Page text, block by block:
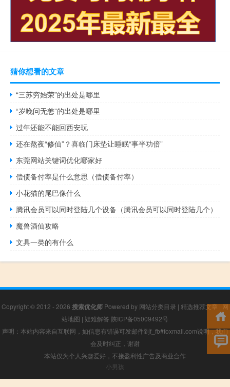
猜你想看的文章
“三苏穷始荣”的出处是哪里
“岁晚问无恙”的出处是哪里
过年还能不能回西安玩
还在熬夜“修仙”？喜临门床垫让睡眠“事半功倍”
东莞网站关键词优化哪家好
偿债备付率是什么意思（偿债备付率）
小花猫的尾巴像什么
腾讯会员可以同时登陆几个设备（腾讯会员可以同时登陆几个）
魔兽酒仙攻略
文具一类的有什么
Copyright © 2012 - 2026 搜索优化师 Powered by 网站分类目录 | 精选推荐文章|网
站地图 | 疑难解答 陕ICP备05009492号
声明：本站内容来自互联网，如信息有错误可发邮件到f_fb#foxmail.com说明，我们
会及时纠正，谢谢
本站仅为个人兴趣爱好，不接盈利性广告及商业合作
小男孩